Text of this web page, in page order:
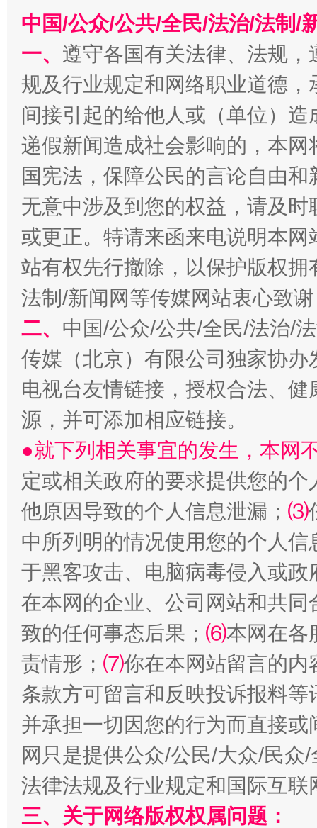
揭开“小金库”的免责幌子
受贿1.44亿！段成刚被判无期 从幼
全民健身五年计划来了！等你上场
阿坝州三大球赛在茂县开幕 规模
中国/公众/公共/全民/法治/法制/
一、 遵守各国有关法律、法规
规及行业规定和网络职业道德
间接引起的给他人或（单位）
递假新闻造成社会影响的，本
国宪法，保障公民的言论自由
无意中涉及到您的权益，请及
或更正。特请来函来电说明本
站有权先行撤除，以保护版权
法制/新闻网等传媒网站衷心致
二、 中国/公众/公共/全民/法治/
传媒（北京）有限公司独家协
电视台友情链接，授权合法、
源，并可添加相应链接。
●就下列相关事宜的发生，本网
定或相关政府的要求提供您的个
他原因导致的个人信息泄漏； ⑶
中所列明的情况使用您的个人
于黑客攻击、电脑病毒侵入或
在本网的企业、公司网站和共
致的任何事态后果； ⑹本网在各
责情形； ⑺你在本网站留言的内
条款方可留言和反映投诉报料
并承担一切因您的行为而直接
网只是提供公众/公民/大众/民
法律法规及行业规定和国际互
三、关于网络版权权属问题：